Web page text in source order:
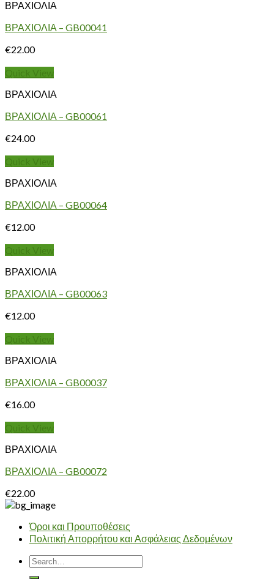
ΒΡΑΧΙΟΛΙΑ
ΒΡΑΧΙΟΛΙΑ – GB00041
€22.00
Quick View
ΒΡΑΧΙΟΛΙΑ
ΒΡΑΧΙΟΛΙΑ – GB00061
€24.00
Quick View
ΒΡΑΧΙΟΛΙΑ
ΒΡΑΧΙΟΛΙΑ – GB00064
€12.00
Quick View
ΒΡΑΧΙΟΛΙΑ
ΒΡΑΧΙΟΛΙΑ – GB00063
€12.00
Quick View
ΒΡΑΧΙΟΛΙΑ
ΒΡΑΧΙΟΛΙΑ – GB00037
€16.00
Quick View
ΒΡΑΧΙΟΛΙΑ
ΒΡΑΧΙΟΛΙΑ – GB00072
€22.00
Όροι και Προυποθέσεις
Πολιτική Απορρήτου και Ασφάλειας Δεδομένων
Search
for: